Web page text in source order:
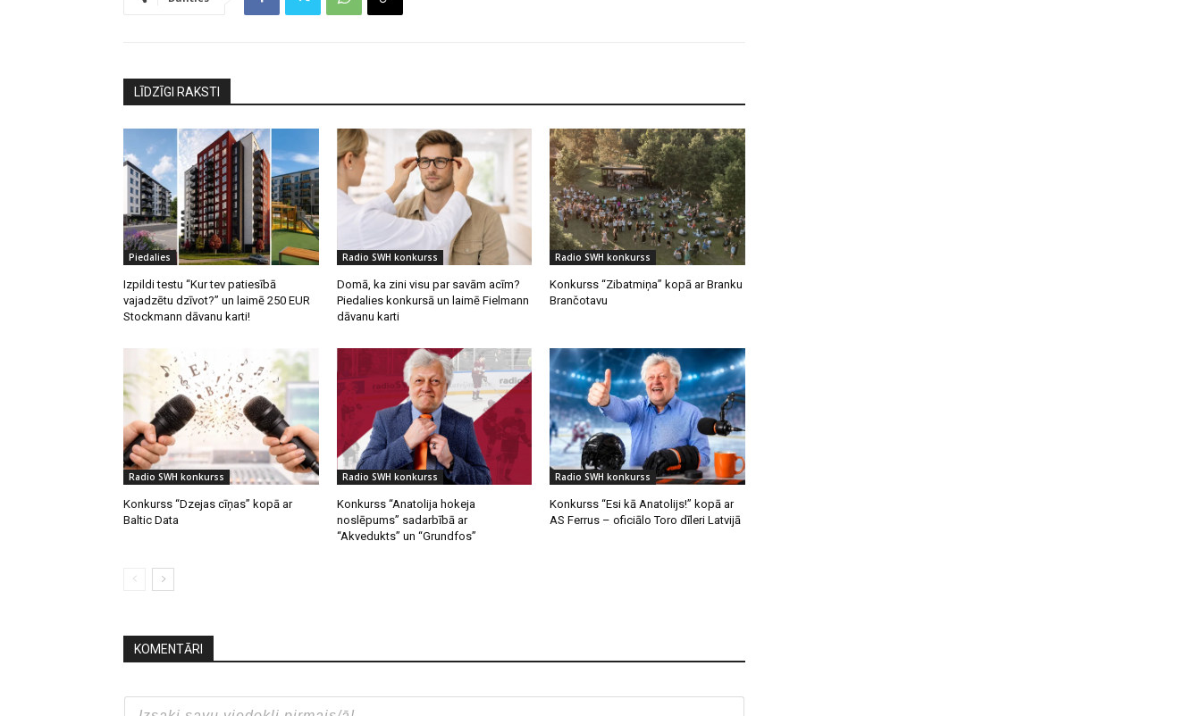
LĪDZĪGI RAKSTI
Piedalies
Izpildi testu “Kur tev patiesībā
vajadzētu dzīvot?” un laimē 250 EUR
Stockmann dāvanu karti!
Radio SWH konkurss
Domā, ka zini visu par savām acīm?
Piedalies konkursā un laimē Fielmann
dāvanu karti
Radio SWH konkurss
Konkurss “Zibatmiņa” kopā ar Branku
Brančotavu
Radio SWH konkurss
Konkurss “Dzejas cīņas” kopā ar
Baltic Data
Radio SWH konkurss
Konkurss “Anatolija hokeja
noslēpums” sadarbībā ar
“Akvedukts” un “Grundfos”
Radio SWH konkurss
Konkurss “Esi kā Anatolijs!” kopā ar
AS Ferrus – oficiālo Toro dīleri Latvijā
KOMENTĀRI